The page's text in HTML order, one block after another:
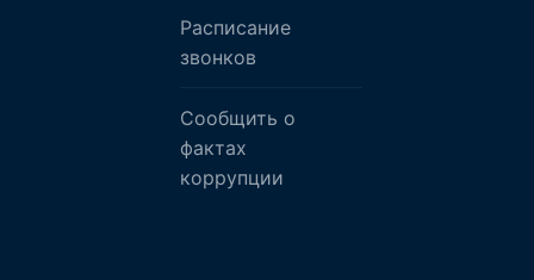
Расписание
звонков
Сообщить о
фактах
коррупции